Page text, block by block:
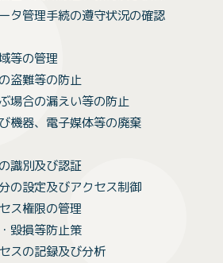
タ管理手続の遵守状況の確認
等の管理
盗難等の防止
場合の漏えい等の防止
機器、電子媒体等の廃棄
識別及び認証
の設定及びアクセス制御
ス権限の管理
毀損等防止策
スの記録及び分析